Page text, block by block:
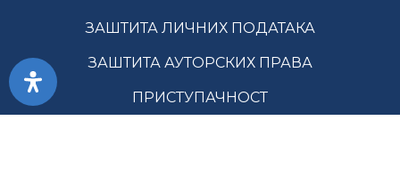
ЗАШТИТА ЛИЧНИХ ПОДАТАКА
ЗАШТИТА АУТОРСКИХ ПРАВА
ПРИСТУПАЧНОСТ